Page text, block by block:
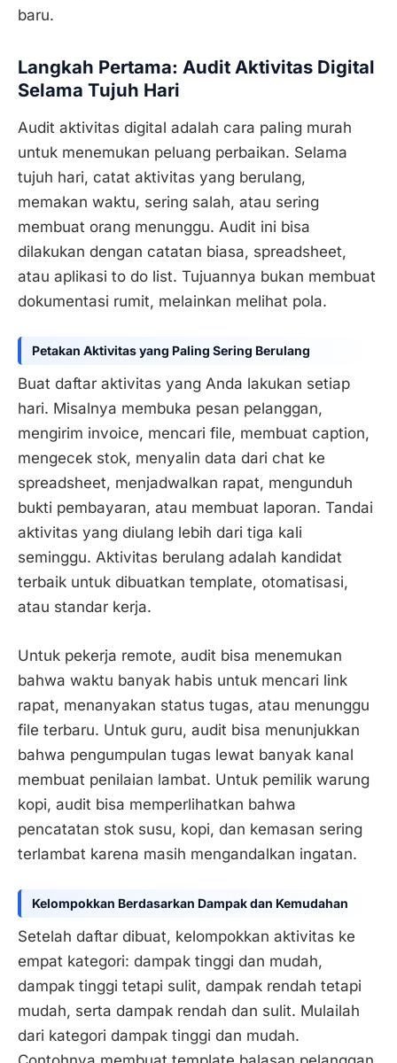
baru.
Langkah Pertama: Audit Aktivitas Digital
Selama Tujuh Hari
Audit aktivitas digital adalah cara paling murah
untuk menemukan peluang perbaikan. Selama
tujuh hari, catat aktivitas yang berulang,
memakan waktu, sering salah, atau sering
membuat orang menunggu. Audit ini bisa
dilakukan dengan catatan biasa, spreadsheet,
atau aplikasi to do list. Tujuannya bukan membuat
dokumentasi rumit, melainkan melihat pola.
Petakan Aktivitas yang Paling Sering Berulang
Buat daftar aktivitas yang Anda lakukan setiap
hari. Misalnya membuka pesan pelanggan,
mengirim invoice, mencari file, membuat caption,
mengecek stok, menyalin data dari chat ke
spreadsheet, menjadwalkan rapat, mengunduh
bukti pembayaran, atau membuat laporan. Tandai
aktivitas yang diulang lebih dari tiga kali
seminggu. Aktivitas berulang adalah kandidat
terbaik untuk dibuatkan template, otomatisasi,
atau standar kerja.
Untuk pekerja remote, audit bisa menemukan
bahwa waktu banyak habis untuk mencari link
rapat, menanyakan status tugas, atau menunggu
file terbaru. Untuk guru, audit bisa menunjukkan
bahwa pengumpulan tugas lewat banyak kanal
membuat penilaian lambat. Untuk pemilik warung
kopi, audit bisa memperlihatkan bahwa
pencatatan stok susu, kopi, dan kemasan sering
terlambat karena masih mengandalkan ingatan.
Kelompokkan Berdasarkan Dampak dan Kemudahan
Setelah daftar dibuat, kelompokkan aktivitas ke
empat kategori: dampak tinggi dan mudah,
dampak tinggi tetapi sulit, dampak rendah tetapi
mudah, serta dampak rendah dan sulit. Mulailah
dari kategori dampak tinggi dan mudah.